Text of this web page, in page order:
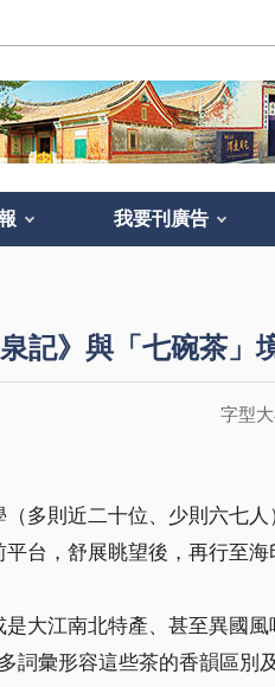
我要刊廣告
記》與「七碗茶」
字型大
則近二十位、少則六七人
台，舒展眺望後，再行至
大江南北特產、甚至異國
彙形容這些茶的香韻區別